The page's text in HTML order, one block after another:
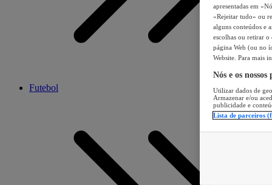
Futebol
apresentadas em
«Rejeitar tudo» ou
alguns conteúdos e
escolhas ou retirar
página Web (ou no
Website. Para mais
Nós e os
Utilizar dados de
Armazenar e/ou
publicidade e
Lista de parceiros